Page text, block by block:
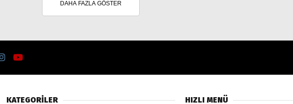
DAHA FAZLA GÖSTER
KATEGORILER HIZLI MENÜ